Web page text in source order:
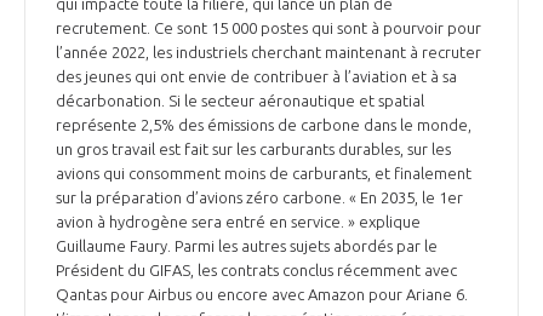
NOS RÉSEAUX À L'INTERNATIONAL
GEADS
COMITÉ AERO PME
STARTAIR
COMMISSIONS ET COMITÉS
ACCOMPAGNEMENT DE NOS ADHÉRENTS
LES PROGRAMMES DU GIFAS
UN ÉCOSYSTÈME INTÉGRÉ ET COHÉRENT
POURQUOI DEVENIR MEMBRE ?
LA MÉDIATION
LA MÉDIATION DANS LA FILIÈRE AÉRONAUTIQUE ET SPATIALE
LE MÉDIATEUR DE LA FILIÈRE AÉRONAUTIQUE ET SPATIALE
MÉDIATION ET CHARTE D’ENGAGEMENT SUR LES RELATIONS ENTRE
LE SALON DU BOURGET
L'OBSERVATOIRE
recrutement. Ce sont 15 000 postes qui sont à pourvoir pour
l’année 2022, les industriels cherchant maintenant à recruter
des jeunes qui ont envie de contribuer à l’aviation et à sa
décarbonation. Si le secteur aéronautique et spatial
représente 2,5% des émissions de carbone dans le monde,
un gros travail est fait sur les carburants durables, sur les
avions qui consomment moins de carburants, et finalement
sur la préparation d’avions zéro carbone. « En 2035, le 1er
avion à hydrogène sera entré en service. » explique
Guillaume Faury. Parmi les autres sujets abordés par le
Président du GIFAS, les contrats conclus récemment avec
Qantas pour Airbus ou encore avec Amazon pour Ariane 6.
Découvrez les avantages d'adhérer au GIFAS.
Rencontres, salons, données sectorielles,
programmes ...
DEMANDE D’ADHÉSION